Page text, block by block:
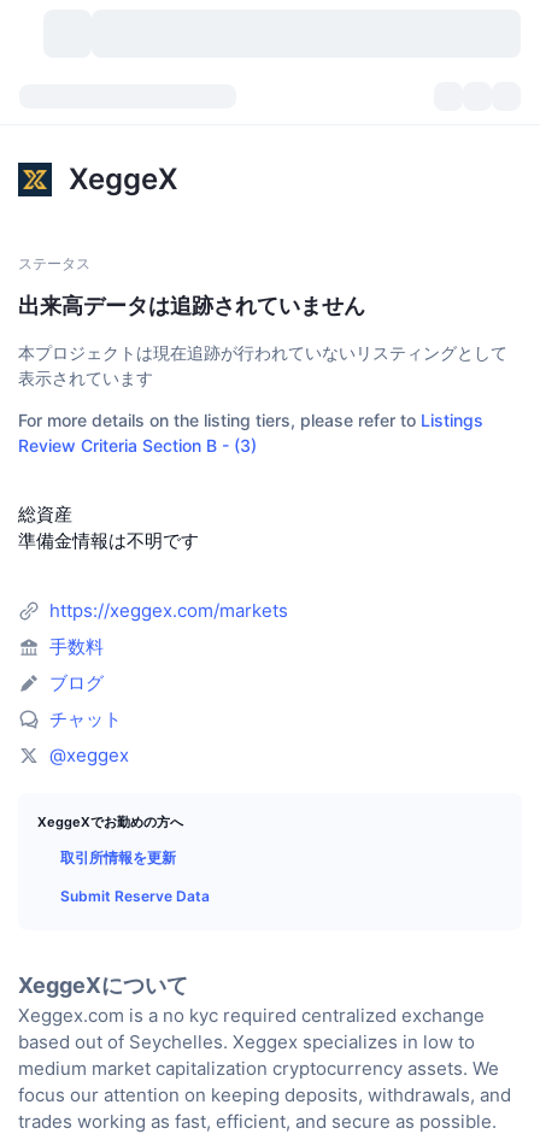
ランキング
カテゴリー
過去のスナップショット
トークンのロック解除
利回り
トレンド
上場予定
訪問数最多
予測市場
トレンド
市場数
市況概要
現物市場
暗号資産の数
ビットコイントレジャリー
取引所の流入/流出
インジケーター
恐怖と強欲指数・
ビットコインのドミナンス
CoinMarketCap 100インデックス
ETFフロー
暗号資産ETF
DexScan
シグナル
人気急上昇
新規
値上がり銘柄
トップトレーダー
取引所
中央集権型取引所
現物
デリバティブ
分散型取引所
デリバティブ
コミュニティ
フィード
トピック
記事一覧
センチメント
API
API
DEX API
エンタープライズ
料金
リソース
ドキュメンテーション
よくある質問
CMCエージェントハブ
スキルマーケットプレイス
CMC MCP
プロダクト
コンバーター
ニュースレター
CMC Launch
CMCラボ
トップニュース
Telegramボット
サイトウィジェット
学ぶ
XeggeX
ステータス
出来高データは追跡されていません
本プロジェクトは現在追跡が行われていないリスティングとして
表示されています
For more details on the listing tiers, please refer to Listings
Review Criteria Section B - (3)
総資産
準備金情報は不明です
https://xeggex.com/markets
手数料
ブログ
チャット
@xeggex
XeggeXでお勤めの方へ
取引所情報を更新
Submit Reserve Data
XeggeXについて
Xeggex.com is a no kyc required centralized exchange
based out of Seychelles. Xeggex specializes in low to
medium market capitalization cryptocurrency assets. We
focus our attention on keeping deposits, withdrawals, and
trades working as fast, efficient, and secure as possible.